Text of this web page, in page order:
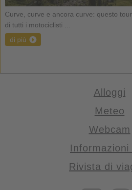
Curve, curve e ancora curve: questo
di tutti i motociclisti ...
di più
Alloggi
Meteo
Webcam
Informazioni
Rivista di